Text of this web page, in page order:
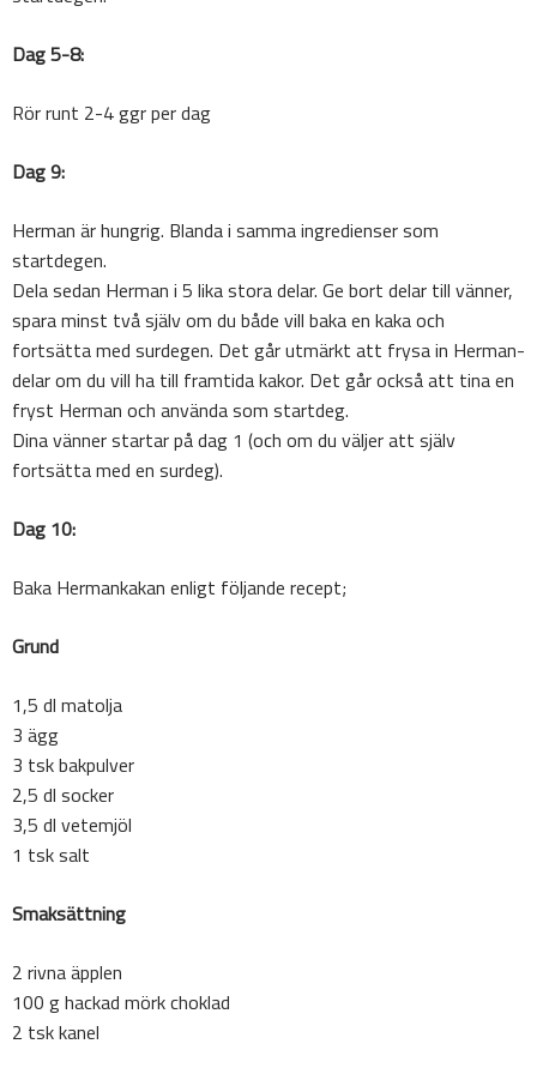
Dag 5-8:
Rör runt 2-4 ggr per dag
Dag 9:
Herman är hungrig. Blanda i samma ingredienser som
startdegen.
Dela sedan Herman i 5 lika stora delar. Ge bort delar till vänner,
spara minst två själv om du både vill baka en kaka och
fortsätta med surdegen. Det går utmärkt att frysa in Herman-
delar om du vill ha till framtida kakor. Det går också att tina en
fryst Herman och använda som startdeg.
Dina vänner startar på dag 1 (och om du väljer att själv
fortsätta med en surdeg).
Dag 10:
Baka Hermankakan enligt följande recept;
Grund
1,5 dl matolja
3 ägg
3 tsk bakpulver
2,5 dl socker
3,5 dl vetemjöl
1 tsk salt
Smaksättning
2 rivna äpplen
100 g hackad mörk choklad
2 tsk kanel